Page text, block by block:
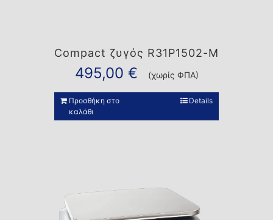
Compact ζυγός R31P1502-M
495,00 € (χωρίς ΦΠΑ)
Προσθήκη στο
καλάθι
Details